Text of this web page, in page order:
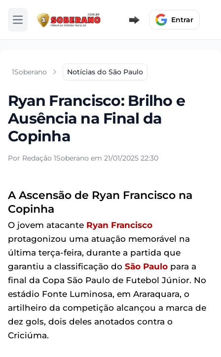
Abrir menu Entrar
1Soberano Notícias do São Paulo
Ryan Francisco: Brilho e
Ausência na Final da
Copinha
Por Redação 1Soberano em 21/01/2025 22:30
A Ascensão de Ryan Francisco na
Copinha
O jovem atacante Ryan Francisco
protagonizou uma atuação memorável na
última terça-feira, durante a partida que
garantiu a classificação do São Paulo para a
final da Copa São Paulo de Futebol Júnior. No
estádio Fonte Luminosa, em Araraquara, o
artilheiro da competição alcançou a marca de
dez gols, dois deles anotados contra o
Criciúma.